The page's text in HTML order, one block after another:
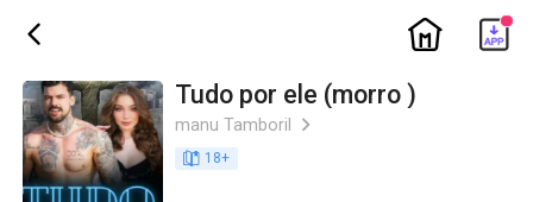
ic_back ic_home
Tudo por ele (morro )
manu Tamboril ic_arrow_right
book_age 18+